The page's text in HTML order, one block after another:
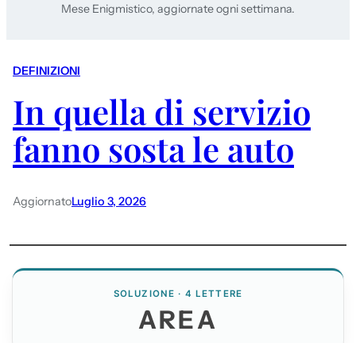
Mese Enigmistico, aggiornate ogni settimana.
DEFINIZIONI
In quella di servizio
fanno sosta le auto
AggiornatoLuglio 3, 2026
SOLUZIONE · 4 LETTERE
AREA